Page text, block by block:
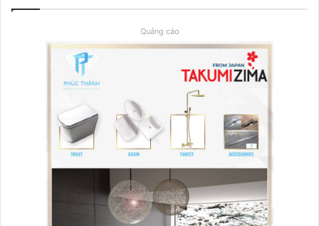
Quảng cáo